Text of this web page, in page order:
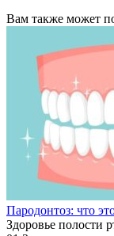
Вам также может
Пародонтоз: что
Здоровье полости